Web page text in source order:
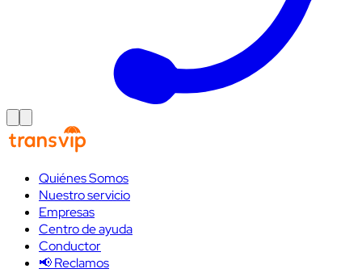
Quiénes Somos
Nuestro servicio
Empresas
Centro de ayuda
Conductor
📢 Reclamos